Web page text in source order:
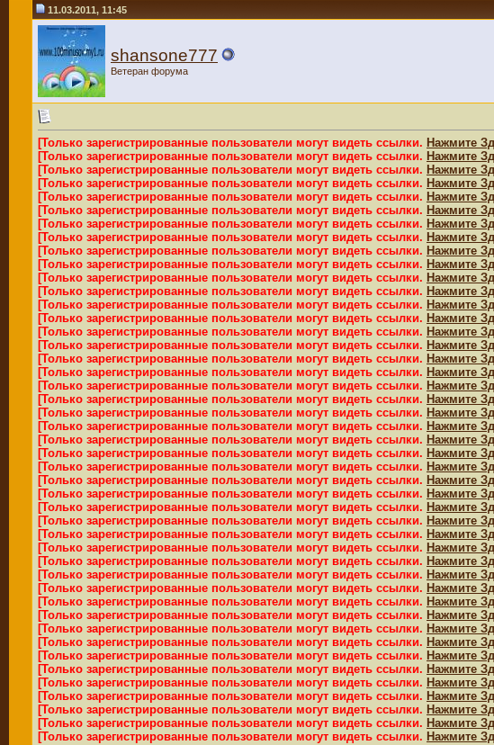
11.03.2011, 11:45
shansone777
Ветеран форума
[Только зарегистрированные пользователи могут видеть ссылки. Нажмите
[Только зарегистрированные пользователи могут видеть ссылки. Нажмите
[Только зарегистрированные пользователи могут видеть ссылки. Нажмите
[Только зарегистрированные пользователи могут видеть ссылки. Нажмите
[Только зарегистрированные пользователи могут видеть ссылки. Нажмите
[Только зарегистрированные пользователи могут видеть ссылки. Нажмите
[Только зарегистрированные пользователи могут видеть ссылки. Нажмите
[Только зарегистрированные пользователи могут видеть ссылки. Нажмите
[Только зарегистрированные пользователи могут видеть ссылки. Нажмите
[Только зарегистрированные пользователи могут видеть ссылки. Нажмите
[Только зарегистрированные пользователи могут видеть ссылки. Нажмите
[Только зарегистрированные пользователи могут видеть ссылки. Нажмите
[Только зарегистрированные пользователи могут видеть ссылки. Нажмите
[Только зарегистрированные пользователи могут видеть ссылки. Нажмите
[Только зарегистрированные пользователи могут видеть ссылки. Нажмите
[Только зарегистрированные пользователи могут видеть ссылки. Нажмите
[Только зарегистрированные пользователи могут видеть ссылки. Нажмите
[Только зарегистрированные пользователи могут видеть ссылки. Нажмите
[Только зарегистрированные пользователи могут видеть ссылки. Нажмите
[Только зарегистрированные пользователи могут видеть ссылки. Нажмите
[Только зарегистрированные пользователи могут видеть ссылки. Нажмите
[Только зарегистрированные пользователи могут видеть ссылки. Нажмите
[Только зарегистрированные пользователи могут видеть ссылки. Нажмите
[Только зарегистрированные пользователи могут видеть ссылки. Нажмите
[Только зарегистрированные пользователи могут видеть ссылки. Нажмите
[Только зарегистрированные пользователи могут видеть ссылки. Нажмите
[Только зарегистрированные пользователи могут видеть ссылки. Нажмите
[Только зарегистрированные пользователи могут видеть ссылки. Нажмите
[Только зарегистрированные пользователи могут видеть ссылки. Нажмите
[Только зарегистрированные пользователи могут видеть ссылки. Нажмите
[Только зарегистрированные пользователи могут видеть ссылки. Нажмите
[Только зарегистрированные пользователи могут видеть ссылки. Нажмите
[Только зарегистрированные пользователи могут видеть ссылки. Нажмите
[Только зарегистрированные пользователи могут видеть ссылки. Нажмите
[Только зарегистрированные пользователи могут видеть ссылки. Нажмите
[Только зарегистрированные пользователи могут видеть ссылки. Нажмите
[Только зарегистрированные пользователи могут видеть ссылки. Нажмите
[Только зарегистрированные пользователи могут видеть ссылки. Нажмите
[Только зарегистрированные пользователи могут видеть ссылки. Нажмите
[Только зарегистрированные пользователи могут видеть ссылки. Нажмите
[Только зарегистрированные пользователи могут видеть ссылки. Нажмите
[Только зарегистрированные пользователи могут видеть ссылки. Нажмите
[Только зарегистрированные пользователи могут видеть ссылки. Нажмите
[Только зарегистрированные пользователи могут видеть ссылки. Нажмите
[Только зарегистрированные пользователи могут видеть ссылки. Нажмите